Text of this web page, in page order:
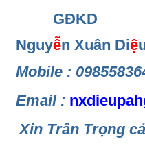
GĐKD
Nguyễn Xuân Diệ
Mobile :
Email :
Xin Trân Trọng